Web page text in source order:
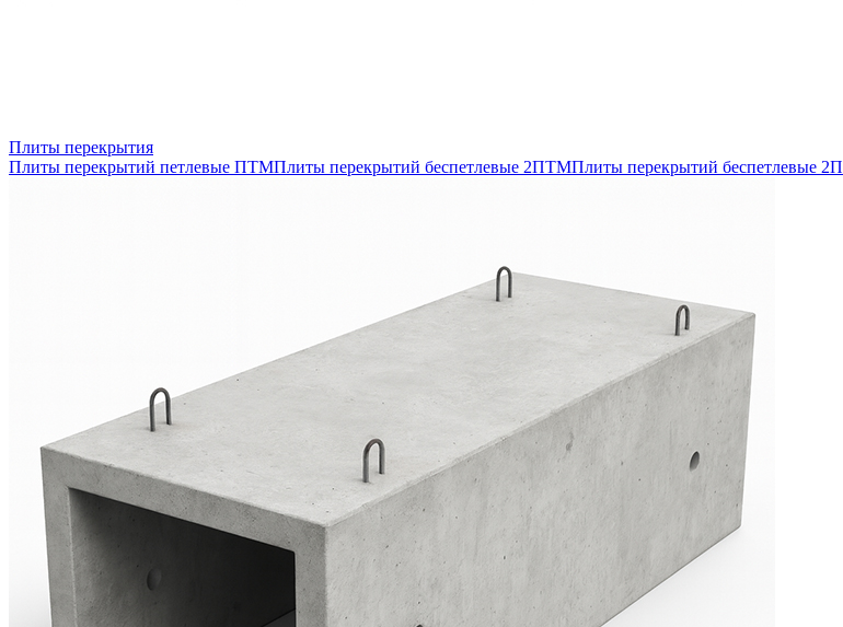
Плиты перекрытия
Плиты перекрытий петлевые ПТМПлиты перекрытий беспетлевые 2ПТМПлиты перекрытий беспетлевые 2П